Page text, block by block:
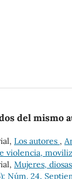
del mismo
Los autores ,
violencia,
Mujeres,
Núm. 24,